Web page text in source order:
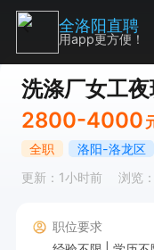
洗涤厂女工夜
2800-4000
全职 洛阳-洛龙区
更新：1小时前
浏览
职位要求
全洛阳直聘
用app更方便！